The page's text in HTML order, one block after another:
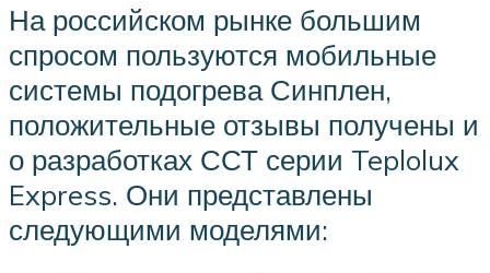
На российском рынке большим
спросом пользуются мобильные
системы подогрева Синплен,
положительные отзывы получены и
о разработках ССТ серии Teplolux
Express. Они представлены
следующими моделями: